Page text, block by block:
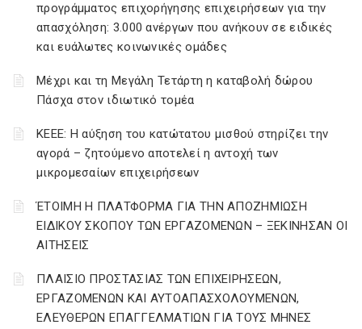
προγράμματος επιχορήγησης επιχειρήσεων για την
απασχόληση: 3.000 ανέργων που ανήκουν σε ειδικές
και ευάλωτες κοινωνικές ομάδες
Μέχρι και τη Μεγάλη Τετάρτη η καταβολή δώρου
Πάσχα στον ιδιωτικό τομέα
ΚΕΕΕ: Η αύξηση του κατώτατου μισθού στηρίζει την
αγορά – ζητούμενο αποτελεί η αντοχή των
μικρομεσαίων επιχειρήσεων
ΈΤΟΙΜΗ Η ΠΛΑΤΦΟΡΜΑ ΓΙΑ ΤΗΝ ΑΠΟΖΗΜΙΩΣΗ
ΕΙΔΙΚΟΥ ΣΚΟΠΟΥ ΤΩΝ ΕΡΓΑΖΟΜΕΝΩΝ – ΞΕΚΙΝΗΣΑΝ ΟΙ
ΑΙΤΗΣΕΙΣ
ΠΛΑΙΣΙΟ ΠΡΟΣΤΑΣΙΑΣ ΤΩΝ ΕΠΙΧΕΙΡΗΣΕΩΝ,
ΕΡΓΑΖΟΜΕΝΩΝ ΚΑΙ ΑΥΤΟΑΠΑΣΧΟΛΟΥΜΕΝΩΝ,
ΕΛΕΥΘΕΡΩΝ ΕΠΑΓΓΕΛΜΑΤΙΩΝ ΓΙΑ ΤΟΥΣ ΜΗΝΕΣ